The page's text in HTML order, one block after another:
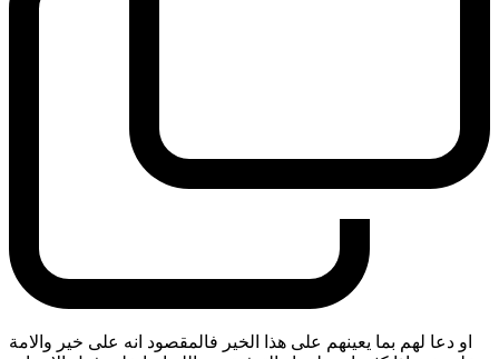
او دعا لهم بما يعينهم على هذا الخير فالمقصود انه على خير والامة